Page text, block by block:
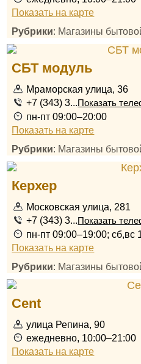
Показать на карте
Рубрики: Магазины
СБТ модуль
Мраморская улица, 36
+7 (343) 3...Показать
пн-пт 09:00–20:00
Показать на карте
Рубрики: Магазины
Керхер
Московская улица, 281
+7 (343) 3...Показать
пн-пт 09:00–19:00; сб,вс
Показать на карте
Рубрики: Магазины
Cent
улица Репина, 90
ежедневно, 10:00–21:00
Показать на карте